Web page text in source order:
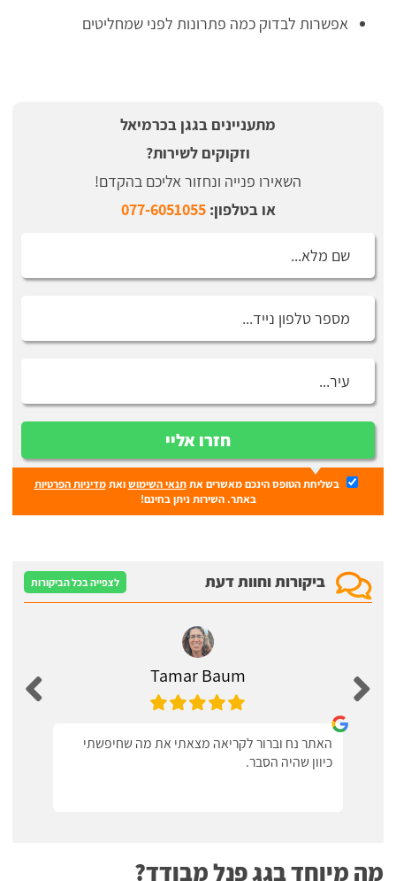
אפשרות לבדוק כמה פתרונות לפני שמחליטים
מתעניינים בגגן בכרמיאל
וזקוקים לשירות?
השאירו פנייה ונחזור אליכם בהקדם!
או בטלפון:077-6051055
חזרו אליי
בשליחת הטופס הינכם מאשרים אתתנאי השימושואתמדיניות הפרטיות
באתר. השירות ניתן בחינם!
ביקורות וחוות דעת לצפייה בכל הביקורות
Tamar Baum
האתר נח וברור לקריאה מצאתי את מה שחיפשתי
כיוון שהיה הסבר.
מה מיוחד בגג פנל מבודד?